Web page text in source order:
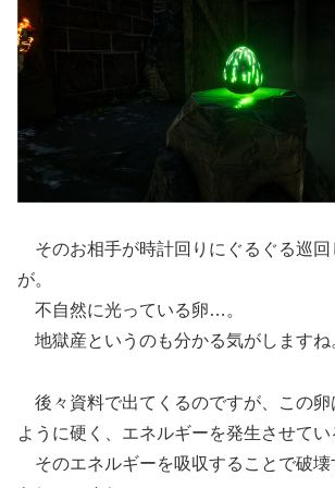
そのお相手が時計回りにぐるぐる巡回
が。
不自然に光っている卵…。
地獄産というのも分かる気がしますね
後々資料で出てくるのですが、この卵
ように硬く、エネルギーを発生させてい
そのエネルギーを吸収することで破壊